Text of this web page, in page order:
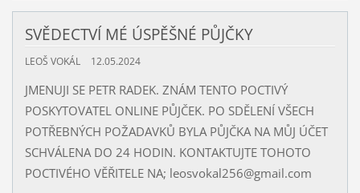
SVĚDECTVÍ MÉ ÚSPĚŠNÉ PŮJČKY
LEOŠ VOKÁL 12.05.2024
JMENUJI SE PETR RADEK. ZNÁM TENTO POCTIVÝ
POSKYTOVATEL ONLINE PŮJČEK. PO SDĚLENÍ VŠECH
POTŘEBNÝCH POŽADAVKŮ BYLA PŮJČKA NA MŮJ ÚČET
SCHVÁLENA DO 24 HODIN. KONTAKTUJTE TOHOTO
POCTIVÉHO VĚŘITELE NA; leosvokal256@gmail.com